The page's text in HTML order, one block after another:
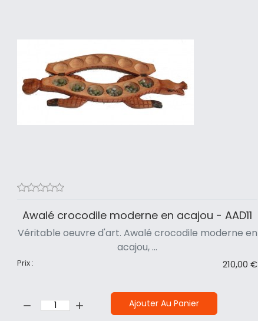
Awalé crocodile moderne en acajou - AAD11
Véritable oeuvre d'art. Awalé crocodile moderne en
acajou, ...
Prix : 210,00 €
Quantité: Ajouter Au Panier